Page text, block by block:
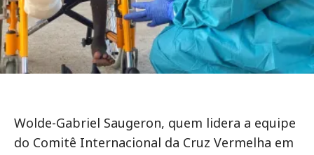
Wolde-Gabriel Saugeron, quem lidera a equipe
do Comitê Internacional da Cruz Vermelha em